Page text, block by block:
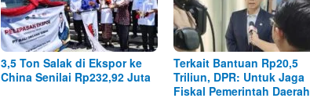
3,5 Ton Salak di Ekspor ke
China Senilai Rp232,92 Juta
Terkait Bantuan Rp20,5
Triliun, DPR: Untuk Jaga
Fiskal Pemerintah Daerah